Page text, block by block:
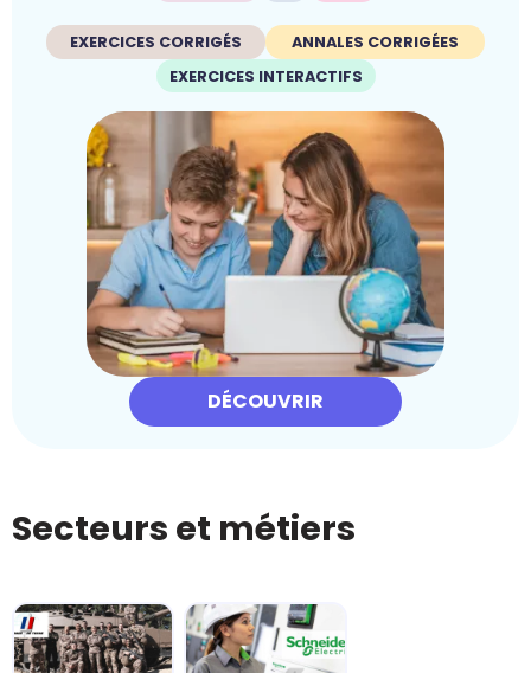
EXERCICES CORRIGÉS
ANNALES CORRIGÉES
EXERCICES INTERACTIFS
DÉCOUVRIR
Secteurs et métiers